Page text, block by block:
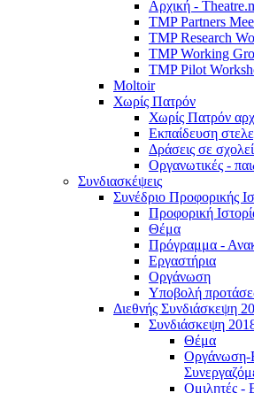
Αρχική -
TMP Partners
TMP Research
TMP Working
TMP Pilot
Moltoir
Χωρίς Πατρόν
Χωρίς Πατρόν
Εκπαίδευση
Δράσεις σε
Οργανωτικές -
Συνδιασκέψεις
Συνέδριο Προφορικής
Προφορική
Θέμα
Πρόγραμμα -
Εργαστήρια
Οργάνωση
Υποβολή
Διεθνής Συνδιάσκεψη
Συνδιάσκεψη
Θέμα
Οργάνωση-
Ομιλητές -